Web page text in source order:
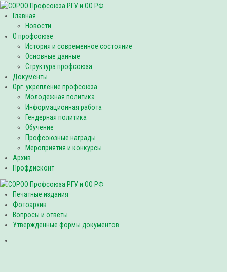
Главная
Новости
О профсоюзе
История и современное состояние
Основные данные
Структура профсоюза
Документы
Орг. укрепление профсоюза
Молодежная политика
Информационная работа
Гендерная политика
Обучение
Профсоюзные награды
Мероприятия и конкурсы
Архив
Профдисконт
Печатные издания
Фотоархив
Вопросы и ответы
Утвержденные формы документов